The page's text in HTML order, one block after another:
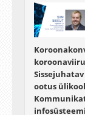
ootus